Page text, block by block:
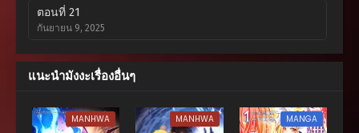
ตอนที่ 21
กันยายน 9, 2025
ตอนที่ 20
กันยายน 9, 2025
ตอนที่ 19
กันยายน 9, 2025
แนะนำมังงะเรื่องอื่นๆ
MANHWA MANHWA MANGA